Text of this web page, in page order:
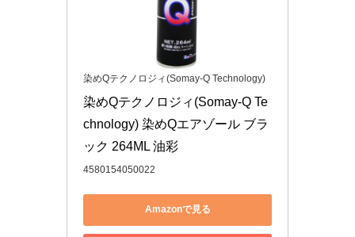
染めQテクノロジィ(Somay-Q Technology)
染めQテクノロジィ(Somay-Q Te
chnology) 染めQエアゾール ブラ
ック 264ML 油彩
4580154050022
Amazonで見る